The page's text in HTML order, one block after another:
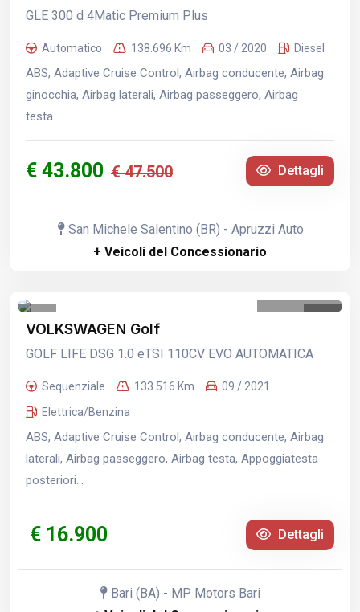
GLE 300 d 4Matic Premium Plus
Automatico 138.696 Km 03 / 2020 Diesel
ABS, Adaptive Cruise Control, Airbag conducente, Airbag
ginocchia, Airbag laterali, Airbag passeggero, Airbag
testa...
€ 43.800 € 47.500 Dettagli
San Michele Salentino (BR) - Apruzzi Auto
+ Veicoli del Concessionario
1 /19
VOLKSWAGEN Golf
GOLF LIFE DSG 1.0 eTSI 110CV EVO AUTOMATICA
Sequenziale 133.516 Km
09 / 2021
Elettrica/Benzina
ABS, Adaptive Cruise Control, Airbag conducente, Airbag
laterali, Airbag passeggero, Airbag testa, Appoggiatesta
posteriori...
€ 16.900 Dettagli
Bari (BA) - MP Motors Bari